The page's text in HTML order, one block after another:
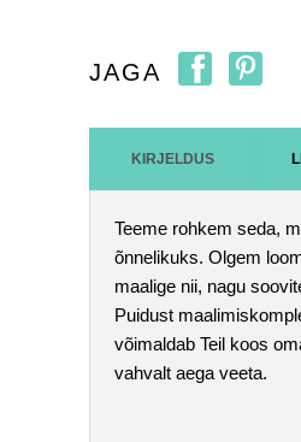
JAGA
KIRJELDUS
Teeme rohkem seda,
õnnelikuks. Olgem
maalige nii, nagu
Puidust
võimaldab Teil koos
vahvalt aega veeta.